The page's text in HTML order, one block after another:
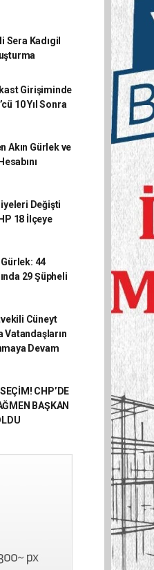
Kadıgil
Girişiminde
10 Yıl Sonra
Akın Gürlek ve
Değişti
18 İlçeye
44
29 Şüpheli
Cüneyt
Vatandaşların
Devam
CHP’DE
BAŞKAN